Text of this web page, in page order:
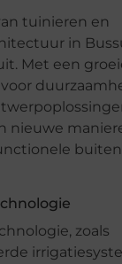
tuinieren en
in
Met een
nieuwe
zoals